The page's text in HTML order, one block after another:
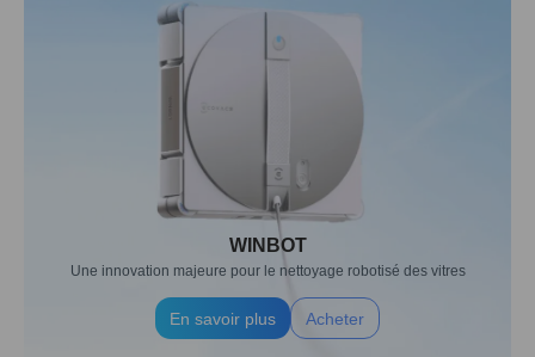
WINBOT
Une innovation majeure pour le nettoyage robotisé des vitres
En savoir plus Acheter